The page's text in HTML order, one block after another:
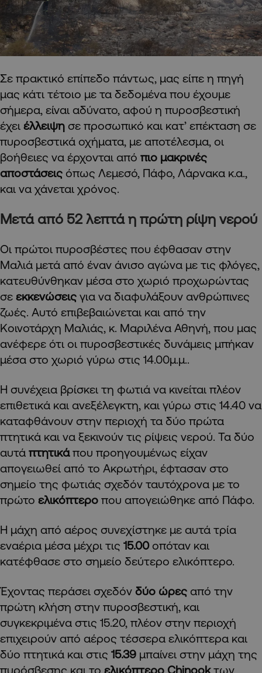
Σε πρακτικό επίπεδο πάντως, μας είπε η πηγή
μας κάτι τέτοιο με τα δεδομένα που έχουμε
σήμερα, είναι αδύνατο, αφού η πυροσβεστική
έχει έλλειψη σε προσωπικό και κατ’ επέκταση σε
πυροσβεστικά οχήματα, με αποτέλεσμα, οι
βοήθειες να έρχονται από πιο μακρινές
αποστάσεις όπως Λεμεσό, Πάφο, Λάρνακα κ.α.,
και να χάνεται χρόνος.
Μετά από 52 λεπτά η πρώτη ρίψη νερού
Οι πρώτοι πυροσβέστες που έφθασαν στην
Μαλιά μετά από έναν άνισο αγώνα με τις φλόγες,
κατευθύνθηκαν μέσα στο χωριό προχωρώντας
σε εκκενώσεις για να διαφυλάξουν ανθρώπινες
ζωές. Αυτό επιβεβαιώνεται και από την
Κοινοτάρχη Μαλιάς, κ. Μαριλένα Αθηνή, που μας
ανέφερε ότι οι πυροσβεστικές δυνάμεις μπήκαν
μέσα στο χωριό γύρω στις 14.00μ.μ..
Η συνέχεια βρίσκει τη φωτιά να κινείται πλέον
επιθετικά και ανεξέλεγκτη, και γύρω στις 14.40 να
καταφθάνουν στην περιοχή τα δύο πρώτα
πτητικά και να ξεκινούν τις ρίψεις νερού. Τα δύο
αυτά πτητικάπου προηγουμένως είχαν
απογειωθεί από το Ακρωτήρι, έφτασαν στο
σημείο της φωτιάς σχεδόν ταυτόχρονα με το
πρώτο ελικόπτερο που απογειώθηκε από Πάφο.
Η μάχη από αέρος συνεχίστηκε με αυτά τρία
εναέρια μέσα μέχρι τις 15.00οπόταν και
κατέφθασε στο σημείο δεύτερο ελικόπτερο.
Έχοντας περάσει σχεδόν δύο ώρες από την
πρώτη κλήση στην πυροσβεστική, και
συγκεκριμένα στις 15.20, πλέον στην περιοχή
επιχειρούν από αέρος τέσσερα ελικόπτερα και
δύο πτητικά και στις 15.39 μπαίνει στην μάχη της
πυρόσβεσης και το ελικόπτερο Chinookτων